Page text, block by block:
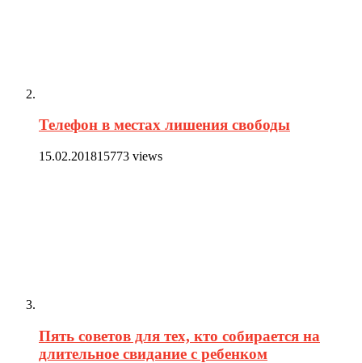
Телефон в местах лишения свободы
15.02.201815773 views
Пять советов для тех, кто собирается на
длительное свидание с ребенком